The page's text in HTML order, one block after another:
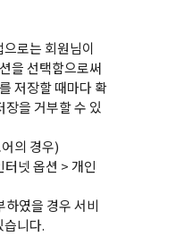
로는 회원님이
을 선택함으로써
저장할 때마다 확
을 거부할 수 있
의 경우)
넷 옵션 > 개인
하였을 경우 서비
습니다.